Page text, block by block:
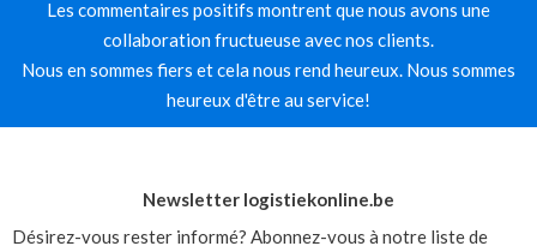
Les commentaires positifs montrent que nous avons une
collaboration fructueuse avec nos clients.
Nous en sommes fiers et cela nous rend heureux. Nous sommes
heureux d'être au service!
Newsletter logistiekonline.be
Désirez-vous rester informé? Abonnez-vous à notre liste de